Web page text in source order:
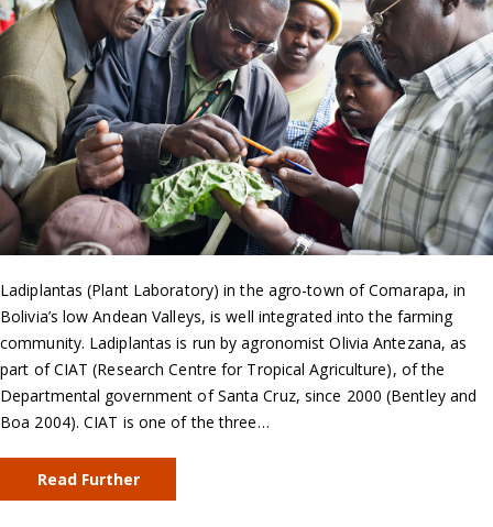
Ladiplantas (Plant Laboratory) in the agro-town of Comarapa, in
Bolivia’s low Andean Valleys, is well integrated into the farming
community. Ladiplantas is run by agronomist Olivia Antezana, as
part of CIAT (Research Centre for Tropical Agriculture), of the
Departmental government of Santa Cruz, since 2000 (Bentley and
Boa 2004). CIAT is one of the three…
Read Further